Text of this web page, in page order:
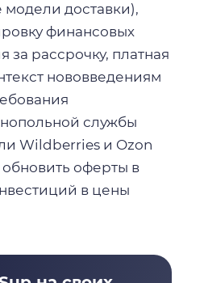
доставки),
финансовых
рассрочку, платная
нововведениям
службы
Wildberries и Ozon
оферты в
в цены